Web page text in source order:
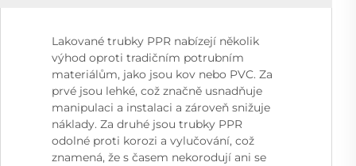
Lakované trubky PPR nabízejí několik
výhod oproti tradičním potrubním
materiálům, jako jsou kov nebo PVC. Za
prvé jsou lehké, což značně usnadňuje
manipulaci a instalaci a zároveň snižuje
náklady. Za druhé jsou trubky PPR
odolné proti korozi a vylučování, což
znamená, že s časem nekorodují ani se